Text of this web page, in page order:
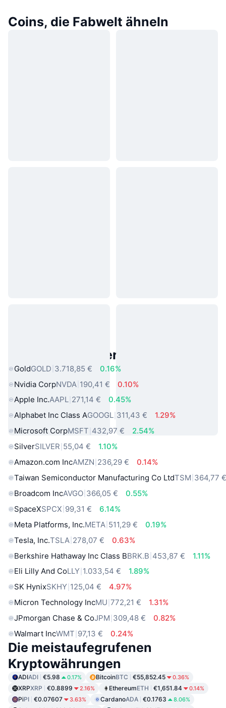
Coins, die Fabwelt ähneln
Beliebte reale Vermögenswerte
GoldGOLD 3.718,85 €
0.16%
Nvidia CorpNVDA 190,41 €
0.10%
Apple Inc.AAPL 271,14 €
0.45%
Alphabet Inc Class AGOOGL 311,43 €
1.29%
Microsoft CorpMSFT 432,97 €
2.54%
SilverSILVER 55,04 €
1.10%
Amazon.com IncAMZN 236,29 €
0.14%
Taiwan Semiconductor Manufacturing Co LtdTSM 364,77
Broadcom IncAVGO 366,05 €
0.55%
SpaceXSPCX 99,31 €
6.14%
Meta Platforms, Inc.META 511,29 €
0.19%
Tesla, Inc.TSLA 278,07 €
0.63%
Berkshire Hathaway Inc Class BBRK.B 453,87 €
1.11%
Eli Lilly And CoLLY 1.033,54 €
1.89%
SK HynixSKHY 125,04 €
4.97%
Micron Technology IncMU 772,21 €
1.31%
JPmorgan Chase & CoJPM 309,48 €
0.82%
Walmart IncWMT 97,13 € 0.24%
Die meistaufegrufenen
Kryptowährungen
ADIADI €5.98 0.17% BitcoinBTC €55,852.45 0.36%
XRPXRP €0.8899 2.16% EthereumETH €1,651.84 0.14%
PiPI €0.07607 3.63% CardanoADA €0.1763 8.06%